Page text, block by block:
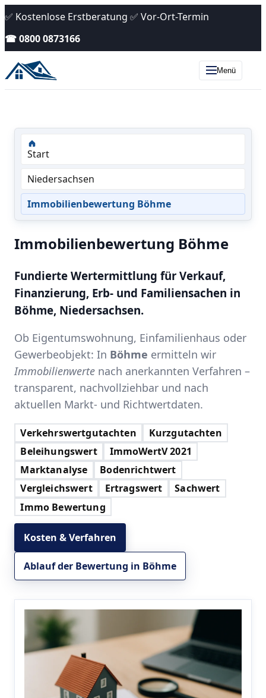
✅ Kostenlose Erstberatung ✅ Vor-Ort-Termin
☎ 0800 0873166
Menü
Start
Niedersachsen
Immobilienbewertung Böhme
Immobilienbewertung Böhme
Fundierte Wertermittlung für Verkauf,
Finanzierung, Erb- und Familiensachen in
Böhme, Niedersachsen.
Ob Eigentumswohnung, Einfamilienhaus oder
Gewerbeobjekt: In Böhme ermitteln wir
Immobilienwerte nach anerkannten Verfahren –
transparent, nachvollziehbar und nach
aktuellen Markt- und Richtwertdaten.
Verkehrswertgutachten
Kurzgutachten
Beleihungswert
ImmoWertV 2021
Marktanalyse
Bodenrichtwert
Vergleichswert
Ertragswert
Sachwert
Immo Bewertung
Kosten & Verfahren
Ablauf der Bewertung in Böhme